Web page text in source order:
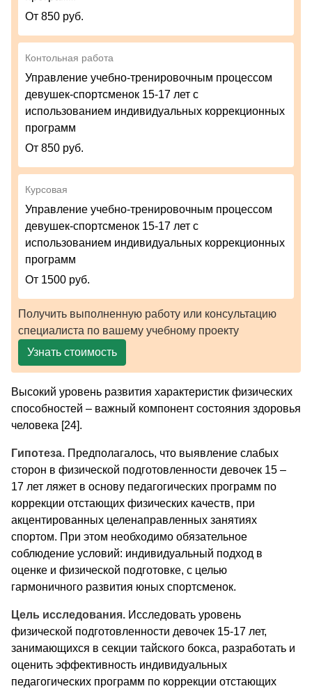
От 850 руб.
Контольная работа
Управление учебно-тренировочным процессом
девушек-спортсменок 15-17 лет с
использованием индивидуальных коррекционных
программ
От 850 руб.
Курсовая
Управление учебно-тренировочным процессом
девушек-спортсменок 15-17 лет с
использованием индивидуальных коррекционных
программ
От 1500 руб.
Получить выполненную работу или консультацию
специалиста по вашему учебному проекту
Узнать стоимость
Высокий уровень развития характеристик физических
способностей – важный компонент состояния здоровья
человека [24].
Гипотеза. Предполагалось, что выявление слабых
сторон в физической подготовленности девочек 15 –
17 лет ляжет в основу педагогических программ по
коррекции отстающих физических качеств, при
акцентированных целенаправленных занятиях
спортом. При этом необходимо обязательное
соблюдение условий: индивидуальный подход в
оценке и физической подготовке, с целью
гармоничного развития юных спортсменок.
Цель исследования. Исследовать уровень
физической подготовленности девочек 15-17 лет,
занимающихся в секции тайского бокса, разработать и
оценить эффективность индивидуальных
педагогических программ по коррекции отстающих